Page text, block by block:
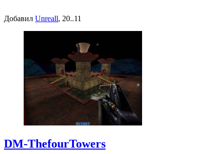
Добавил Unreall, 20..11
DM-ThefourTowers